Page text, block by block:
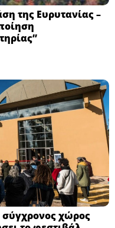
της Ευρυτανίας –
σύγχρονος χώρος